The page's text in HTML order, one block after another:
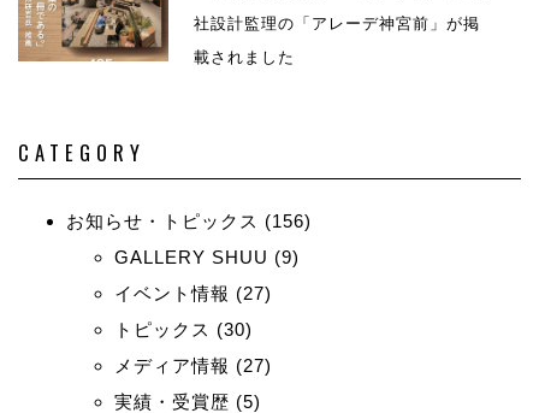
社設計監理の「アレーデ神宮前」が掲
載されました
CATEGORY
お知らせ・トピックス (156)
GALLERY SHUU (9)
イベント情報 (27)
トピックス (30)
メディア情報 (27)
実績・受賞歴 (5)